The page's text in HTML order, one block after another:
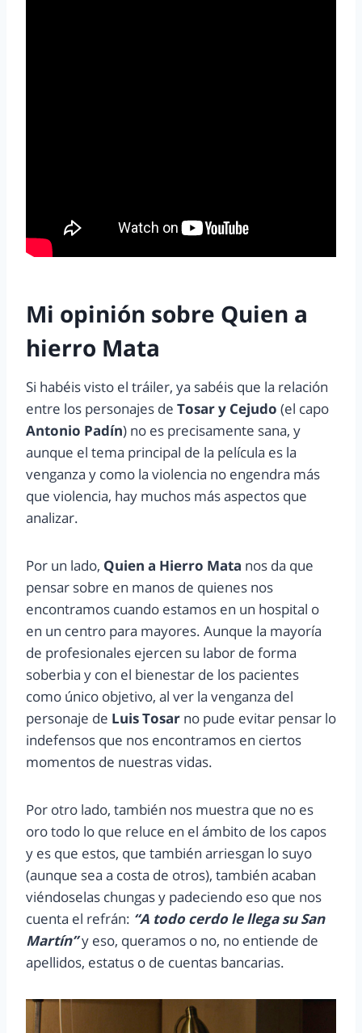
Mi opinión sobre Quien a
hierro Mata
Si habéis visto el tráiler, ya sabéis que la relación
entre los personajes de Tosar y Cejudo (el capo
Antonio Padín) no es precisamente sana, y
aunque el tema principal de la película es la
venganza y como la violencia no engendra más
que violencia, hay muchos más aspectos que
analizar.
Por un lado, Quien a Hierro Mata nos da que
pensar sobre en manos de quienes nos
encontramos cuando estamos en un hospital o
en un centro para mayores. Aunque la mayoría
de profesionales ejercen su labor de forma
soberbia y con el bienestar de los pacientes
como único objetivo, al ver la venganza del
personaje de Luis Tosar no pude evitar pensar lo
indefensos que nos encontramos en ciertos
momentos de nuestras vidas.
Por otro lado, también nos muestra que no es
oro todo lo que reluce en el ámbito de los capos
y es que estos, que también arriesgan lo suyo
(aunque sea a costa de otros), también acaban
viéndoselas chungas y padeciendo eso que nos
cuenta el refrán: “A todo cerdo le llega su San
Martín”y eso, queramos o no, no entiende de
apellidos, estatus o de cuentas bancarias.